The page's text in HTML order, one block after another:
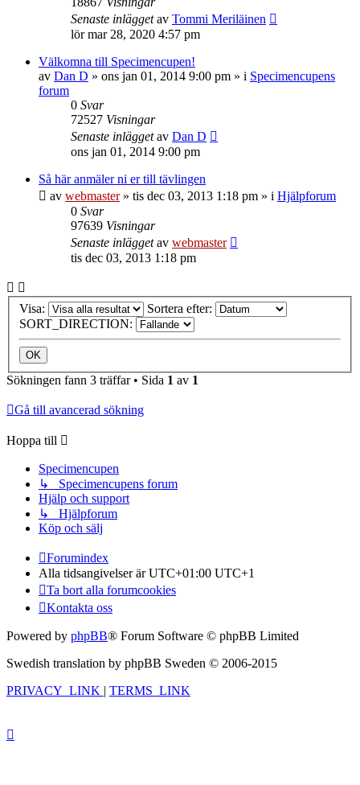
Senaste inläggetav Tommi Meriläinen
lör mar 28, 2020 4:57 pm
Välkomna till Specimencupen!
av Dan D » ons jan 01, 2014 9:00 pm » i Specimencupens
forum
0 Svar
72527 Visningar
Senaste inläggetav Dan D
ons jan 01, 2014 9:00 pm
Så här anmäler ni er till tävlingen
av webmaster» tis dec 03, 2013 1:18 pm » i Hjälpforum
0 Svar
97639 Visningar
Senaste inläggetav webmaster
tis dec 03, 2013 1:18 pm
Visa:
Sortera efter:
SORT_DIRECTION:
Sökningen fann 3 träffar • Sida 1 av 1
Gå till avancerad sökning
Hoppa till
Specimencupen
↳ Specimencupens forum
Hjälp och support
↳ Hjälpforum
Köp och sälj
Forumindex
Alla tidsangivelser är UTC+01:00 UTC+1
Ta bort alla forumcookies
Kontakta oss
Powered by phpBB® Forum Software © phpBB Limited
Swedish translation by phpBB Sweden © 2006-2015
PRIVACY_LINK
TERMS_LINK